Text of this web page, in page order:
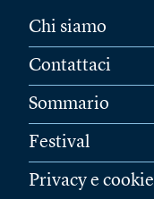
Chi siamo
Contattaci
Sommario
Festival
Privacy e cookie